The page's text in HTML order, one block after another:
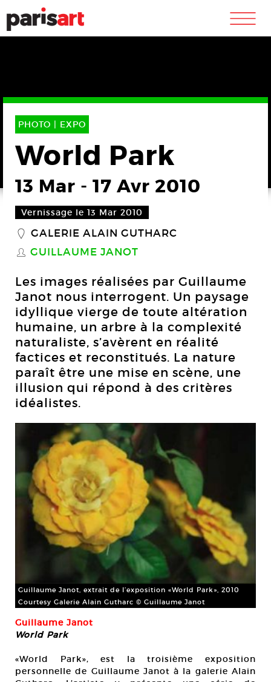
m
PHOTO | EXPO
World Park
13 Mar - 17 Avr 2010
Vernissage le 13 Mar 2010
_ GALERIE ALAIN GUTHARC
S GUILLAUME JANOT
Les images réalisées par Guillaume
Janot nous interrogent. Un paysage
idyllique vierge de toute altération
humaine, un arbre à la complexité
naturaliste, s’avèrent en réalité
factices et reconstitués. La nature
paraît être une mise en scène, une
illusion qui répond à des critères
idéalistes.
Guillaume Janot, extrait de l’exposition «World Park», 2010
Courtesy Galerie Alain Gutharc © Guillaume Janot
Guillaume Janot
World Park
«World Park», est la troisième exposition
personnelle de Guillaume Janot à la galerie Alain